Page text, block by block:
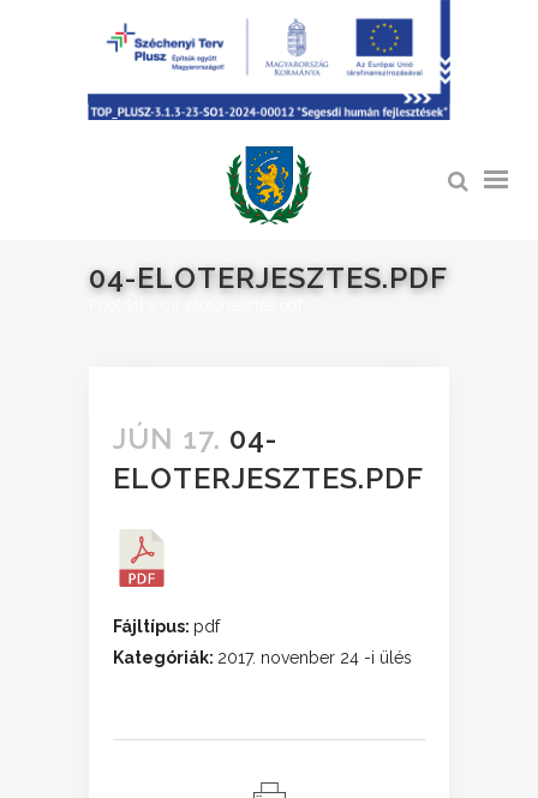
04-ELOTERJESZTES.PDF
JÚN 17. 04-
ELOTERJESZTES.PDF
Fájltípus: pdf
Kategóriák: 2017. novenber 24 -i ülés